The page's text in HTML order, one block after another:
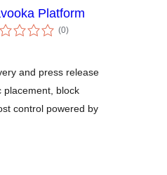
Platform
(0કુલ
રેટિંગ્સ
)
and press release
placement, block
control powered by